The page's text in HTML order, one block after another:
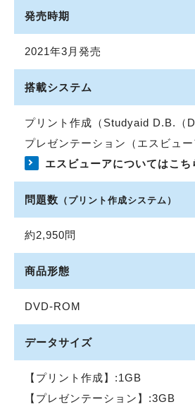
発売時期
2021年3月発売
搭載システム
プリント作成（Studyaid D.B.（
プレゼンテーション（エスビュー
エスビューアについてはこ
問題数 （プリント作成システム）
約2,950問
商品形態
DVD-ROM
データサイズ
【プリント作成】:1GB
【プレゼンテーション】:3GB